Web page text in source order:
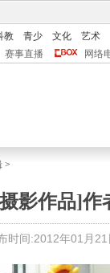
教 青少 文化
艺术
赛事直播 网络
>
影作品]作
时间:2012年01月